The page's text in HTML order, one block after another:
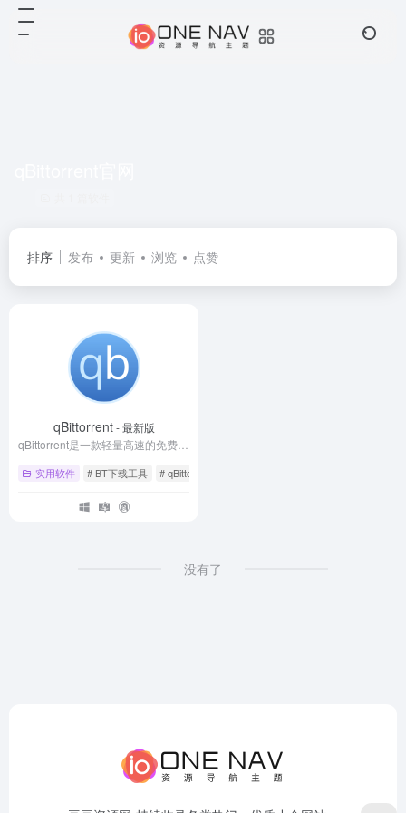
排序 发布 更新 浏览 点赞
qBittorrent- 最新版
实用软件 # BT下载工具 # qBittorrent
没有了